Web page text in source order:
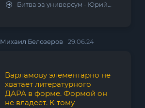
Битва за универсум - Юрий Тарарев, Александр Тарарев
Михаил Белозеров 29.06.24
Варламову элементарно не
хватает литературного
ДАРА в форме. Формой он
не владеет. К тому